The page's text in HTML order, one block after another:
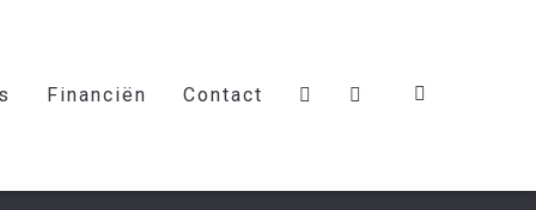
Financiën Contact